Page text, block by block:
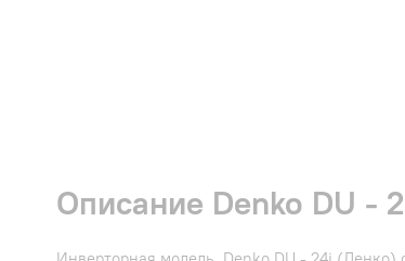
Описание Denko DU -